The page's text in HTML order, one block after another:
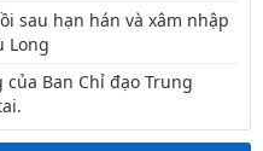
sau hạn hán và xâm nhập
Long
Ban Chỉ đạo Trung